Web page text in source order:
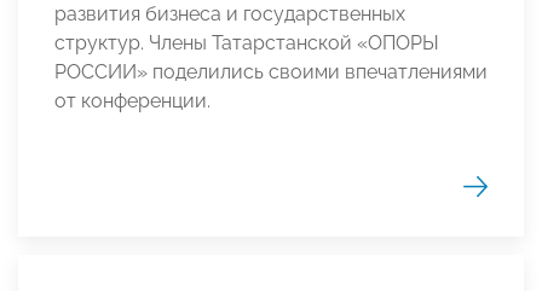
развития бизнеса и государственных
структур. Члены Татарстанской «ОПОРЫ
РОССИИ» поделились своими впечатлениями
от конференции.